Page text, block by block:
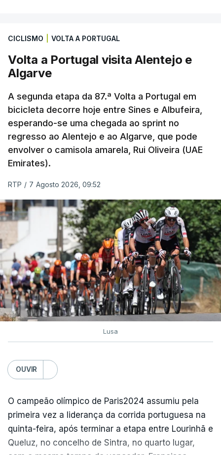
CICLISMO VOLTA A PORTUGAL
Volta a Portugal visita Alentejo e
Algarve
A segunda etapa da 87.ª Volta a Portugal em
bicicleta decorre hoje entre Sines e Albufeira,
esperando-se uma chegada ao sprint no
regresso ao Alentejo e ao Algarve, que pode
envolver o camisola amarela, Rui Oliveira (UAE
Emirates).
RTP / 7 Agosto 2026, 09:52
Lusa
OUVIR
O campeão olímpico de Paris2024 assumiu pela
primeira vez a liderança da corrida portuguesa na
quinta-feira, após terminar a etapa entre Lourinhã e
Queluz, no concelho de Sintra, no quarto lugar,